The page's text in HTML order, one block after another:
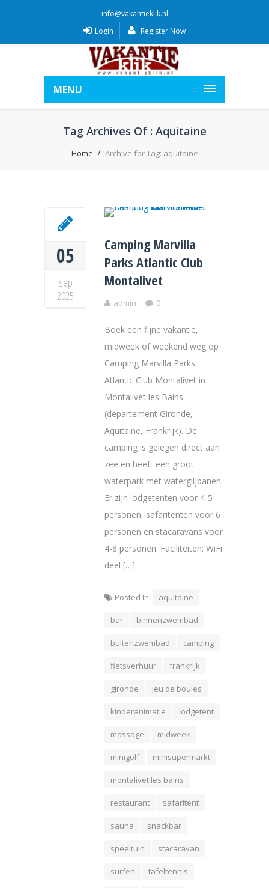
info@vakantieklik.nl
Login
Register Now
MENU
Tag Archives Of : Aquitaine
Home Archive for Tag: aquitaine
05
sep
2025
Camping Marvilla
Parks Atlantic Club
Montalivet
admin 0
Boek een fijne vakantie,
midweek of weekend weg op
Camping Marvilla Parks
Atlantic Club Montalivet in
Montalivet les Bains
(departement Gironde,
Aquitaine, Frankrijk). De
camping is gelegen direct aan
zee en heeft een groot
waterpark met waterglijbanen.
Er zijn lodgetenten voor 4-5
personen, safaritenten voor 6
personen en stacaravans voor
4-8 personen. Faciliteiten: WiFi
deel […]
Posted In: aquitaine
bar binnenzwembad
buitenzwembad camping
fietsverhuur frankrijk
gironde jeu de boules
kinderanimatie lodgetent
massage midweek
minigolf minisupermarkt
montalivet les bains
restaurant safaritent
sauna snackbar
speeltuin stacaravan
surfen tafeltennis